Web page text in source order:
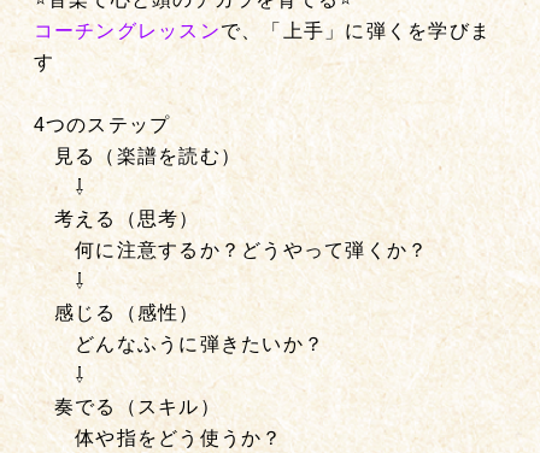
コーチングレッスンで、「上手」に弾くを学びま
す
4つのステップ
見る（楽譜を読む）
⇩
考える（思考）
何に注意するか？どうやって弾くか？
⇩
感じる（感性）
どんなふうに弾きたいか？
⇩
奏でる（スキル）
体や指をどう使うか？